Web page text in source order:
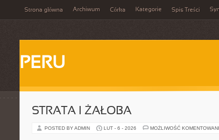
Strona główna Archiwum Córka Kategorie Spis Treści
PERU
STRATA I ŻAŁOBA
POSTED BY ADMIN LUT - 6 - 2026 MOŻLIWOŚĆ